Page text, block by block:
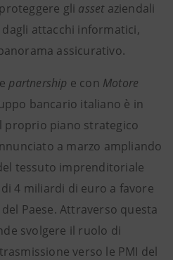
gli assetaziendali
dagli attacchi informatici,
assicurativo.
partnership e con Motore
bancario italiano è in
proprio piano strategico
a marzo ampliando
tessuto imprenditoriale
4 miliardi di euro a favore
Paese. Attraverso questa
svolgere il ruolo di
verso le PMI del